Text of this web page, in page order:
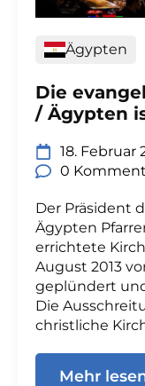
Ägypten
Die
/ Ägypten
18. Februar
0
Der Präsident
Ägypten
errichtete
August 2013
geplündert
Die
christliche
Mehr